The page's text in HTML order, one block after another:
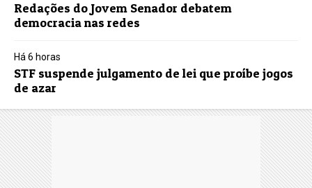
Redações do Jovem Senador debatem
democracia nas redes
Há 6 horas
STF suspende julgamento de lei que proíbe jogos
de azar